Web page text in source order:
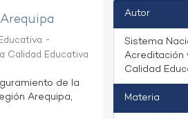
-
Calidad Educativa
de la
Arequipa,
Autor
Sistema
Acreditación
Calidad
Materia